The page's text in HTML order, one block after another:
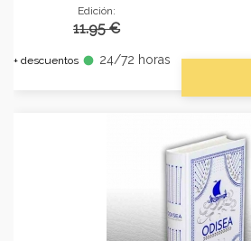
Edición:
11.95 €
+ descuentos fiber_manual_record 24/72 horas